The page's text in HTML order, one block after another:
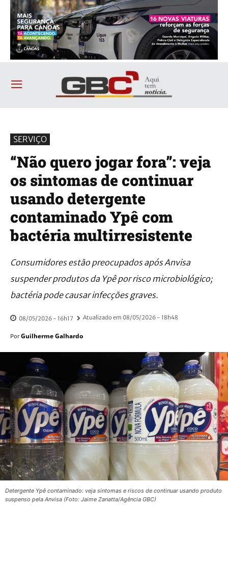
SERVIÇO
“Não quero jogar fora”: veja
os sintomas de continuar
usando detergente
contaminado Ypê com
bactéria multirresistente
Consumidores estão preocupados após Anvisa
suspender produtos da Ypê por risco microbiológico;
bactéria pode causar infecções graves.
08/05/2026 - 16h17 Atualizado em 08/05/2026 - 18h48
Por Guilherme Galhardo
Detergente Ypê contaminado: veja sintomas e riscos de continuar usando produto
suspenso pela Anvisa (Foto: Jaime Zanatta/Agência GBC)